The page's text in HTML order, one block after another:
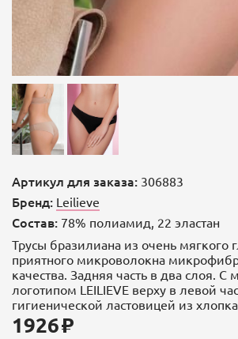
Артикул для заказа: 306883
Бренд: Leilieve
Состав: 78% полиамид, 22 эластан
Трусы бразилиана из очень мягкого
приятного микроволокна
качества. Задняя часть в два слоя. С
логотипом LEILIEVE верху в левой
гигиенической ластовицей из
1926